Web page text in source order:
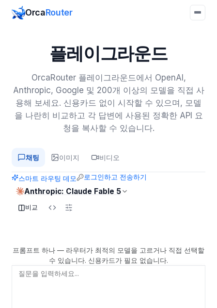
OrcaRouter
플레이그라운드
OrcaRouter 플레이그라운드에서 OpenAI,
Anthropic, Google 및 200개 이상의 모델을 직접 사
용해 보세요. 신용카드 없이 시작할 수 있으며, 모델
을 나란히 비교하고 각 답변에 사용된 정확한 API 요
청을 복사할 수 있습니다.
채팅 이미지 비디오
스마트 라우팅 데모 로그인하고 전송하기
Anthropic: Claude Fable 5
비교
프롬프트 하나 — 라우터가 최적의 모델을 고르거나 직접 선택할
수 있습니다. 신용카드가 필요 없습니다.